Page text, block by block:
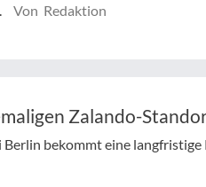
Von Redaktion
Zalando-
bekommt eine langfristige